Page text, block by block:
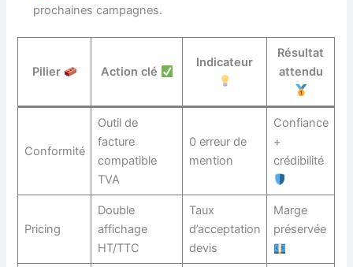
prochaines campagnes.
Pilier Action clé
Indicateur
Résultat
attendu
Conformité
Outil de
facture
compatible
TVA
0 erreur de
mention
Confiance
+
crédibilité
Pricing
Double
affichage
HT/TTC
Taux
d’acceptation
devis
Marge
préservée